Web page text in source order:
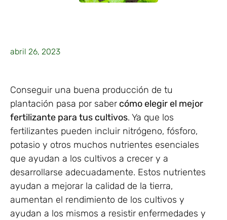
abril 26, 2023
Conseguir una buena producción de tu
plantación pasa por saber cómo elegir el mejor
fertilizante para tus cultivos. Ya que los
fertilizantes pueden incluir nitrógeno, fósforo,
potasio y otros muchos nutrientes esenciales
que ayudan a los cultivos a crecer y a
desarrollarse adecuadamente. Estos nutrientes
ayudan a mejorar la calidad de la tierra,
aumentan el rendimiento de los cultivos y
ayudan a los mismos a resistir enfermedades y